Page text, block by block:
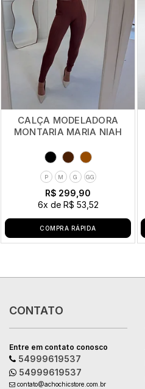
CALÇA MODELADORA
MONTARIA MARIA NIAH
P M G GG
R$ 299,90
6x de R$ 53,52
COMPRA RÁPIDA
CONTATO
Entre em contato conosco
54999619537
54999619537
contato@achochicstore.com.br